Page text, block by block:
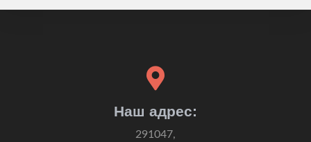
Наш адрес:
291047,